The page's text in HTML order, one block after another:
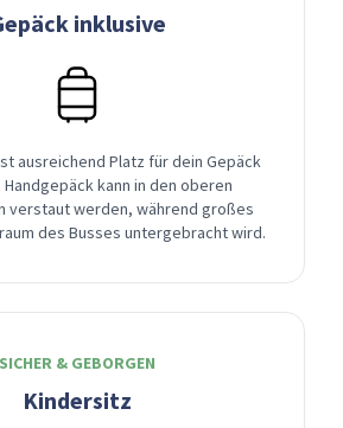
inklusive
ausreichend Platz für dein Gepäck
kann in den oberen
verstaut werden, während großes
des Busses untergebracht wird.
SICHER & GEBORGEN
Kindersitz